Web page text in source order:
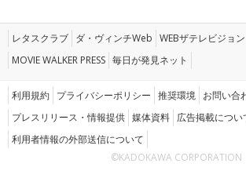
レタスクラブ ダ・ヴィンチWeb WEBザテレビジョン
MOVIE WALKER PRESS 毎日が発見ネット
利用規約 プライバシーポリシー 推奨環境 お問い合
プレスリリース・情報提供 媒体資料 広告掲載につい
利用者情報の外部送信について
©KADOKAWA CORPORATION